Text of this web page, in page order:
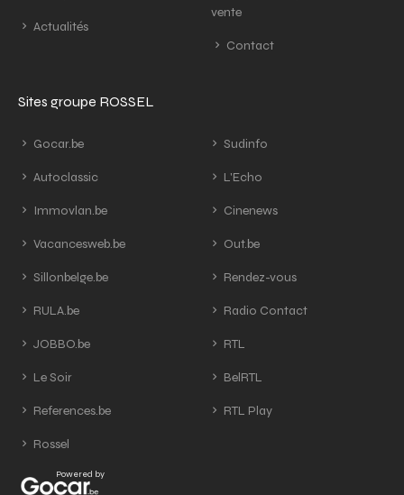
Actualités
vente
Contact
Sites groupe ROSSEL
Gocar.be
Autoclassic
Immovlan.be
Vacancesweb.be
Sillonbelge.be
RULA.be
JOBBO.be
Le Soir
References.be
Rossel
Sudinfo
L'Echo
Cinenews
Out.be
Rendez-vous
Radio Contact
RTL
BelRTL
RTL Play
Powered by